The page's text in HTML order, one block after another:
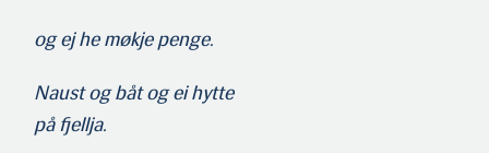
og ej he møkje penge.
Naust og båt og ei hytte
på fjellja.